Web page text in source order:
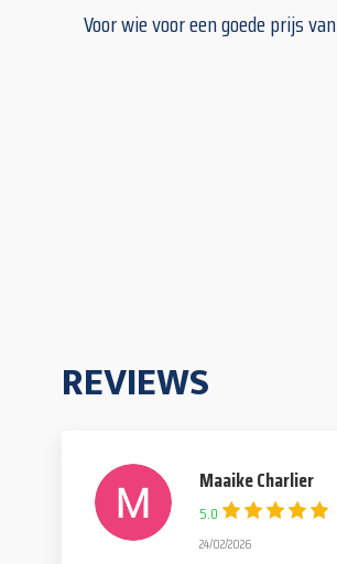
Voor wie voor een goede prijs
REVIEWS
Maaike Charlier
5.0
24/02/2026